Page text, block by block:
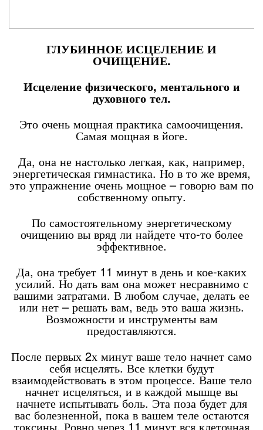
ГЛУБИННОЕ ИСЦЕЛЕНИЕ И
ОЧИЩЕНИЕ.
Исцеление физического, ментального и
духовного тел.
Это очень мощная практика самоочищения.
Самая мощная в йоге.
Да, она не настолько легкая, как, например,
энергетическая гимнастика. Но в то же время,
это упражнение очень мощное – говорю вам по
собственному опыту.
По самостоятельному энергетическому
очищению вы вряд ли найдете что-то более
эффективное.
Да, она требует 11 минут в день и кое-каких
усилий. Но дать вам она может несравнимо с
вашими затратами. В любом случае, делать ее
или нет – решать вам, ведь это ваша жизнь.
Возможности и инструменты вам
предоставляются.
После первых 2х минут ваше тело начнет само
себя исцелять. Все клетки будут
взаимодействовать в этом процессе. Ваше тело
начнет исцеляться, и в каждой мышце вы
начнете испытывать боль. Эта поза будет для
вас болезненной, пока в вашем теле остаются
токсины. Ровно через 11 минут вся клеточная